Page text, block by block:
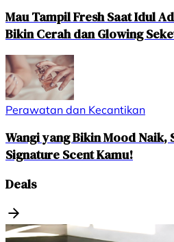
Mau Tampil Fresh Saat Idul
Bikin Cerah dan Glowing
Perawatan dan Kecantikan
Wangi yang Bikin Mood Naik,
Signature Scent Kamu!
Deals